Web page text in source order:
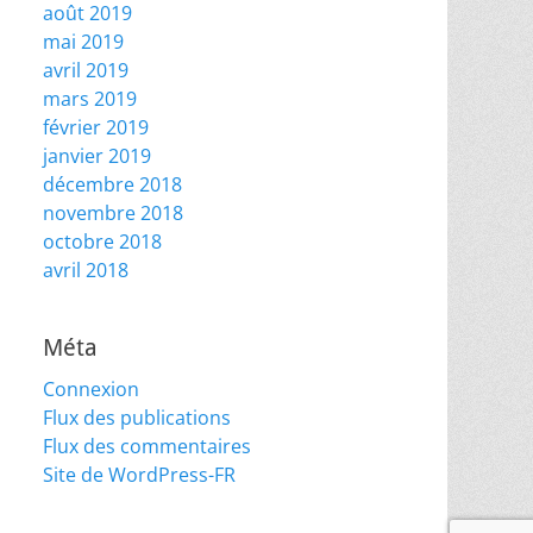
août 2019
mai 2019
avril 2019
mars 2019
février 2019
janvier 2019
décembre 2018
novembre 2018
octobre 2018
avril 2018
Méta
Connexion
Flux des publications
Flux des commentaires
Site de WordPress-FR